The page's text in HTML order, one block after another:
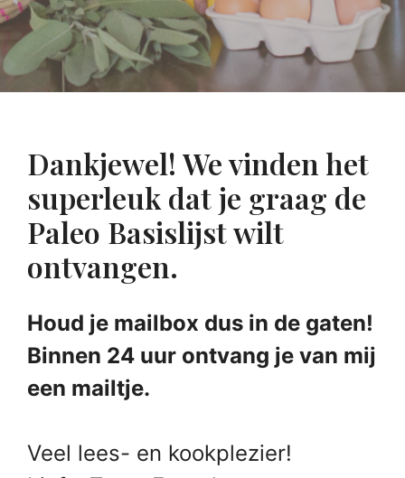
Dankjewel! We vinden het
superleuk dat je graag de
Paleo Basislijst wilt
ontvangen.
Houd je mailbox dus in de gaten!
Binnen 24 uur ontvang je van mij
een mailtje.
Veel lees- en kookplezier!